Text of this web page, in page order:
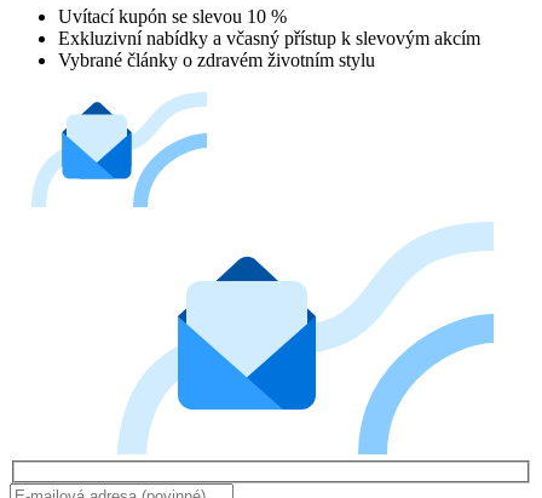
Uvítací kupón se slevou 10 %
Exkluzivní nabídky a včasný přístup k slevovým akcím
Vybrané články o zdravém životním stylu